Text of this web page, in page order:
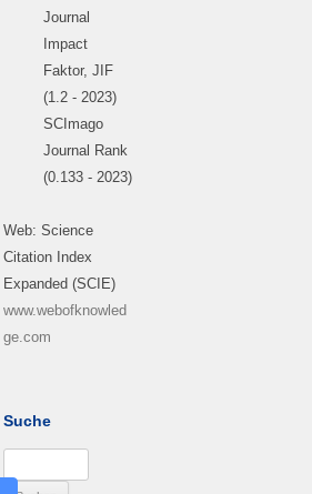
Journal
Impact
Faktor, JIF
(1.2 - 2023)
SCImago
Journal Rank
(0.133 - 2023)
Web: Science
Citation Index
Expanded (SCIE)
www.webofknowled
ge.com
Suche
nach: